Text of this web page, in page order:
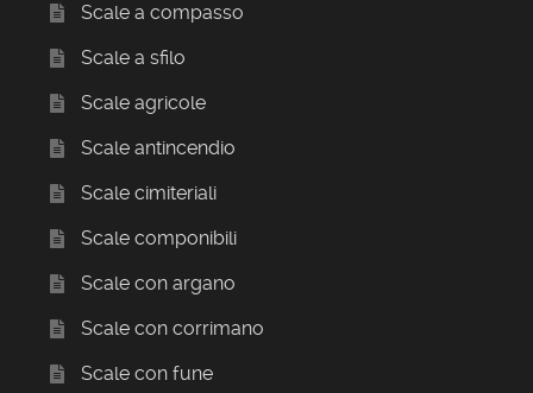
Scale a compasso
Scale a sfilo
Scale agricole
Scale antincendio
Scale cimiteriali
Scale componibili
Scale con argano
Scale con corrimano
Scale con fune